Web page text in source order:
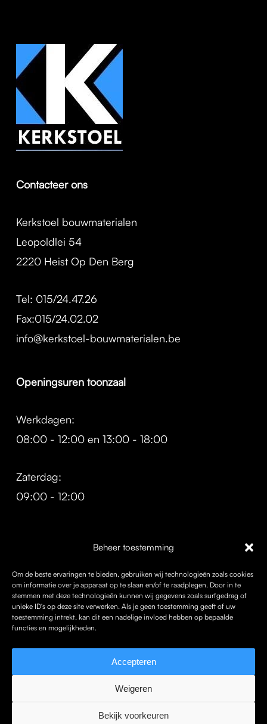
Beheer toestemming
Om de beste ervaringen te bieden, gebruiken wij technologieën zoals cookies
om informatie over je apparaat op te slaan en/of te raadplegen. Door in te
stemmen met deze technologieën kunnen wij gegevens zoals surfgedrag of
unieke ID's op deze site verwerken. Als je geen toestemming geeft of uw
toestemming intrekt, kan dit een nadelige invloed hebben op bepaalde
functies en mogelijkheden.
Accepteren
Weigeren
Bekijk voorkeuren
Contacteer ons
Kerkstoel bouwmaterialen
Leopoldlei 54
2220 Heist Op Den Berg
Tel: 015/24.47.26
Fax:015/24.02.02
info@kerkstoel-bouwmaterialen.be
Openingsuren toonzaal
Werkdagen:
08:00 - 12:00 en 13:00 - 18:00
Zaterdag:
09:00 - 12:00
Werkdagen:
07:00 - 18:00
Zaterdag:
© 2026 Kerkstoel Bouwmaterialen. Met liefde gemaakt door